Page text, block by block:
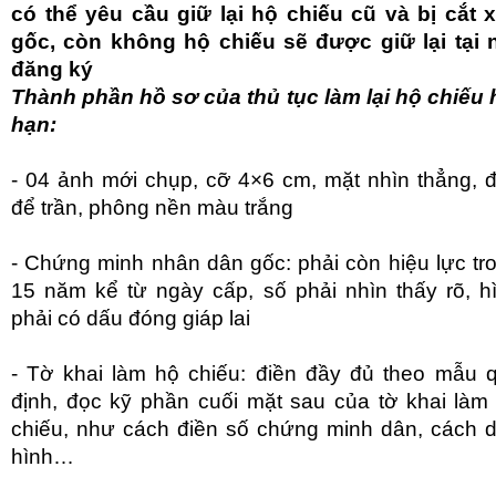
có thể yêu cầu giữ lại hộ chiếu cũ và bị cắt
gốc, còn không hộ chiếu sẽ được giữ lại tại
đăng ký
Thành phần hồ sơ của thủ tục làm lại hộ chiếu
hạn:
- 04 ảnh mới chụp, cỡ 4×6 cm, mặt nhìn thẳng,
để trần, phông nền màu trắng
- Chứng minh nhân dân gốc: phải còn hiệu lực
15 năm kể từ ngày cấp, số phải nhìn thấy rõ,
phải có dấu đóng giáp lai
- Tờ khai làm hộ chiếu: điền đầy đủ theo mẫu
định, đọc kỹ phần cuối mặt sau của tờ khai làm
chiếu, như cách điền số chứng minh dân, cách
hình…